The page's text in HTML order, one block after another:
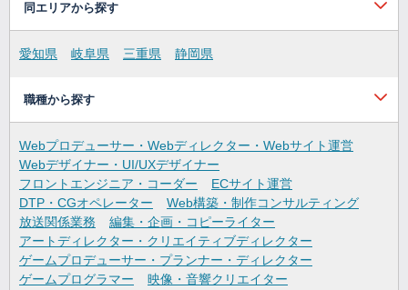
同エリアから探す
愛知県 岐阜県 三重県 静岡県
職種から探す
Webプロデューサー・Webディレクター・Webサイト運営
Webデザイナー・UI/UXデザイナー
フロントエンジニア・コーダー
ECサイト運営
DTP・CGオペレーター
Web構築・制作コンサルティング
放送関係業務
編集・企画・コピーライター
アートディレクター・クリエイティブディレクター
ゲームプロデューサー・プランナー・ディレクター
ゲームプログラマー
映像・音響クリエイター